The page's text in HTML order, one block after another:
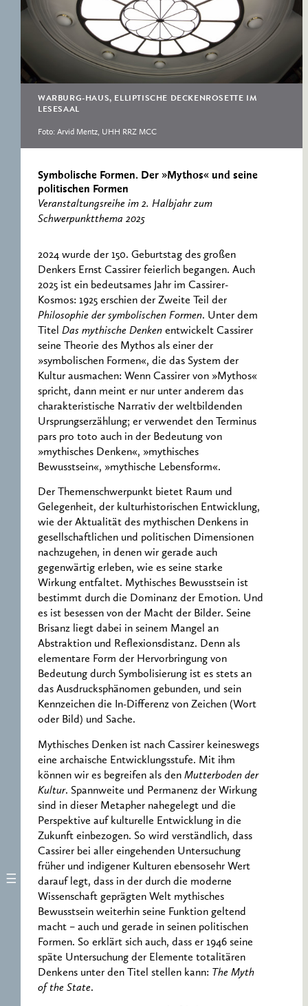
ERNST CASSIRER
ARBEITSSTELLE 1997-
2007
WARBURG-HAUS, ELLIPTISCHE DECKENROSETTE IM
LESESAAL
Foto: Arvid Mentz, UHH RRZ MCC
Symbolische Formen. Der »Mythos« und seine
politischen Formen
Veranstaltungsreihe im 2. Halbjahr zum
Schwerpunktthema 2025
2024 wurde der 150. Geburtstag des großen
Denkers Ernst Cassirer feierlich begangen. Auch
2025 ist ein bedeutsames Jahr im Cassirer-
Kosmos: 1925 erschien der Zweite Teil der
Philosophie der symbolischen Formen. Unter dem
Titel Das mythische Denken entwickelt Cassirer
seine Theorie des Mythos als einer der
»symbolischen Formen«, die das System der
Kultur ausmachen: Wenn Cassirer von »Mythos«
spricht, dann meint er nur unter anderem das
charakteristische Narrativ der weltbildenden
Ursprungserzählung; er verwendet den Terminus
pars pro toto auch in der Bedeutung von
»mythisches Denken«, »mythisches
Bewusstsein«, »mythische Lebensform«.
Der Themenschwerpunkt bietet Raum und
Gelegenheit, der kulturhistorischen Entwicklung,
wie der Aktualität des mythischen Denkens in
gesellschaftlichen und politischen Dimensionen
nachzugehen, in denen wir gerade auch
gegenwärtig erleben, wie es seine starke
Wirkung entfaltet. Mythisches Bewusstsein ist
bestimmt durch die Dominanz der Emotion. Und
es ist besessen von der Macht der Bilder. Seine
Brisanz liegt dabei in seinem Mangel an
Abstraktion und Reflexionsdistanz. Denn als
elementare Form der Hervorbringung von
Bedeutung durch Symbolisierung ist es stets an
das Ausdrucksphänomen gebunden, und sein
Kennzeichen die In-Differenz von Zeichen (Wort
oder Bild) und Sache.
Mythisches Denken ist nach Cassirer keineswegs
eine archaische Entwicklungsstufe. Mit ihm
können wir es begreifen als den Mutterboden der
Kultur. Spannweite und Permanenz der Wirkung
sind in dieser Metapher nahegelegt und die
Perspektive auf kulturelle Entwicklung in die
Zukunft einbezogen. So wird verständlich, dass
Cassirer bei aller eingehenden Untersuchung
früher und indigener Kulturen ebensosehr Wert
darauf legt, dass in der durch die moderne
Wissenschaft geprägten Welt mythisches
Bewusstsein weiterhin seine Funktion geltend
macht – auch und gerade in seinen politischen
Formen. So erklärt sich auch, dass er 1946 seine
späte Untersuchung der Elemente totalitären
Denkens unter den Titel stellen kann: The Myth
of the State.